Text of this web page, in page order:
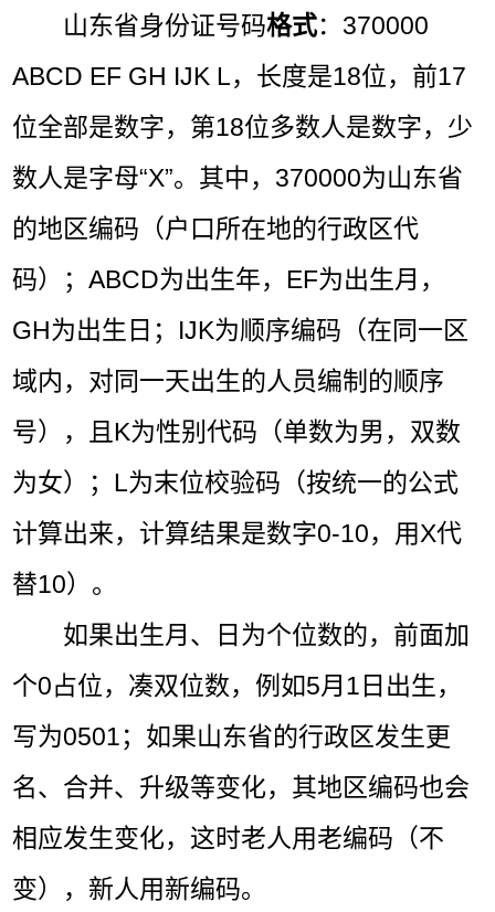
山东省身份证号码格式：370000
ABCD EF GH IJK L，长度是18位，前17
位全部是数字，第18位多数人是数字，少
数人是字母“X”。其中，370000为山东省
的地区编码（户口所在地的行政区代
码）；ABCD为出生年，EF为出生月，
GH为出生日；IJK为顺序编码（在同一区
域内，对同一天出生的人员编制的顺序
号），且K为性别代码（单数为男，双数
为女）；L为末位校验码（按统一的公式
计算出来，计算结果是数字0-10，用X代
替10）。
如果出生月、日为个位数的，前面加
个0占位，凑双位数，例如5月1日出生，
写为0501；如果山东省的行政区发生更
名、合并、升级等变化，其地区编码也会
相应发生变化，这时老人用老编码（不
变），新人用新编码。